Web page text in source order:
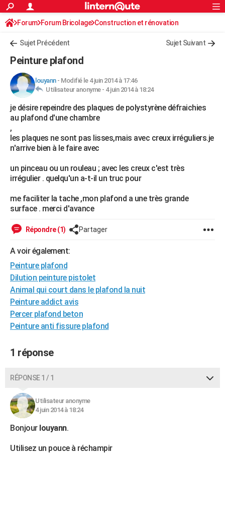
ACTUALITÉS
Politique
Société
Faits Divers
Education
Monde
Villes
+
FINANCE
Retraite
Impôts
Epargne
Immobilier
Risques naturels par ville
Banque
Assurance
Crédit
AUTO
Essais
Réserver un essai
Citadines
Berlines
SUV
Forum auto
+HIGH-TECH
Mobiles
Meilleur smartphone
Internet
Ordinateurs
Jeux vidéo
Guide high-tech
+BRICOLAGE
Forum
Aménagement intérieur
Extérieur
Cuisine
Salle de bains
Jardinage
Rangement
Guides de France
Escapades
Patrimoine
Expositions
Musées
Week-end nature
+LIFESTYLE
Art de vivre
Bien-être
Loisirs
Modes de vie
SANTE
Destinations
City break
Voyage nature
Voyage de noces
Forum
Climat
BONS PLANS
CARTE DE VOEUX
Carte de Noël
Carte Bonne année
Carte Saint-Valentin
Carte Pâques
Carte d'anniversaire
DICTIONNAIRE
COPAINS D'AVANT
S'inscrire
Se connecter
Lycées
Collèges
Primaires
Universités
Entreprises
Service militaire
Avis de recherche
AVIS DE DÉCÈS
FORUM
Bricolage
Lifestyle
Culture
Sport
Auto
Television
Voyage
Cinema
Rechercher
S'inscrire
Connexion
Forum Forum Bricolage Construction et rénovation
Peinture, Vernis, Tapissserie
Sujet Précédent Sujet Suivant
Peinture plafond
louyann- Modifié le 4 juin 2014 à 17:46
Utilisateur anonyme - 4 juin 2014 à 18:24
je désire repeindre des plaques de polystyrène défraichies
au plafond d'une chambre
,
les plaques ne sont pas lisses,mais avec creux irréguliers.je
n'arrive bien à le faire avec
un pinceau ou un rouleau ; avec les creux c'est très
irrégulier . quelqu'un a-t-il un truc pour
me faciliter la tache ,mon plafond a une très grande
surface . merci d'avance
Répondre (1) Partager
A voir également:
Peinture plafond
Dilution peinture pistolet
Animal qui court dans le plafond la nuit
Peinture addict avis
Percer plafond beton
Peinture anti fissure plafond
1 réponse
RÉPONSE 1 / 1
Utilisateur anonyme
4 juin 2014 à 18:24
Bonjour louyann.
Utilisez un pouce à réchampir